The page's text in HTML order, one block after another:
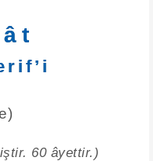
60 âyettir.)